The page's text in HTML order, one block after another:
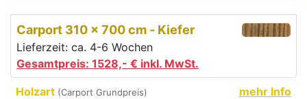
Carport 310 x 700 cm - Kiefer
Lieferzeit: ca. 4-6 Wochen
Gesamtpreis: 1528,- € inkl. MwSt.
Holzart (Carport Grundpreis) mehr Info